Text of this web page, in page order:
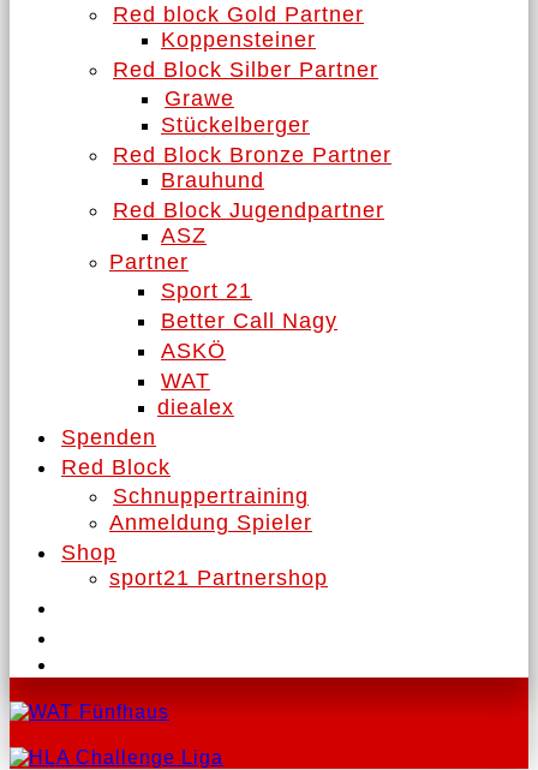
Red block Gold Partner
Koppensteiner
Red Block Silber Partner
Grawe
Stückelberger
Red Block Bronze Partner
Brauhund
Red Block Jugendpartner
ASZ
Partner
Sport 21
Better Call Nagy
ASKÖ
WAT
diealex
Spenden
Red Block
Schnuppertraining
Anmeldung Spieler
Shop
sport21 Partnershop